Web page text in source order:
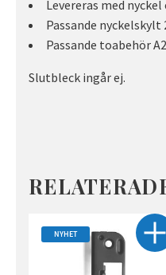
Levereras med nyckel
Passande nyckelskylt
Passande toabehör
Slutbleck ingår ej.
NYHET